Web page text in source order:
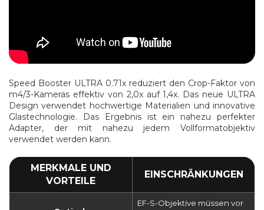
Speed Booster ULTRA 0.71x reduziert den Crop-Faktor von
m4/3-Kameras effektiv von 2,0x auf 1,4x. Das neue ULTRA
Design verwendet hochwertige Materialien und innovative
Glastechnologie. Das Ergebnis ist ein nahezu perfekter
Adapter, der mit nahezu jedem Vollformatobjektiv
verwendet werden kann.
MERKMALE UND
VORTEILE
EINSCHRÄNKUNGEN
EF-S-Objektive müssen vor